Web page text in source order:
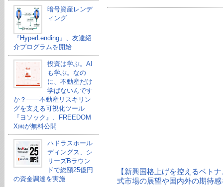
暗号資産レンデ
ィング
『HyperLending』、友達紹
介プログラムを開始
投資は学ぶ。AI
も学ぶ。なの
に、不動産だけ
学ばないんです
か？——不動産リスキリン
グを支える可視化ツール
『ヨソック』、FREEDOM
X㈱が無料公開
ハドラスホール
ディングス、シ
リーズBラウン
ドで総額25億円
の資金調達を実施
【新興国格上げを控えるベト
式市場の展望や国内外の期待